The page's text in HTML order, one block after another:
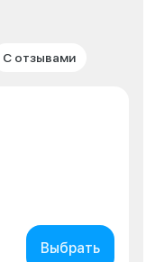
С отзывами
Выбрать